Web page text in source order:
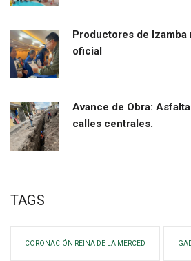
Productores de
oficial
Avance de Obra:
calles centrales.
TAGS
CORONACIÓN REINA DE LA MERCED